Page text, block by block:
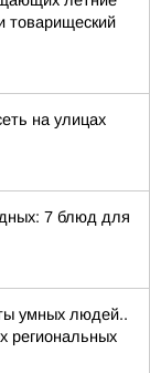
товарищеский
на улицах
7 блюд для
умных людей..
региональных